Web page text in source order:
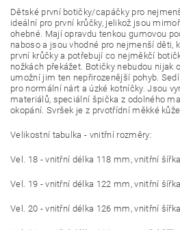
Dětské první botičky/capáčky pro
ideální pro první krůčky, jelikož jsou
ohebné. Mají opravdu tenkou gumovou
naboso a jsou vhodné pro nejmenší děti,
první krůčky a potřebují co nejměkčí
nožkách překážet. Botičky nebudou nijak
umožní jim ten nepřirozenější pohyb.
pro normální nárt a úzké kotníčky.Jsou
materiálů, speciální špička z odolného
okopání. Svršek je z prvotřídní měkké
Velikostní tabulka - vnitřní rozměry:
Vel. 18 - vnitřní délka 118 mm, vnitřní
Vel. 19 - vnitřní délka 122 mm, vnitřní
Vel. 20 - vnitřní délka 126 mm, vnitřní